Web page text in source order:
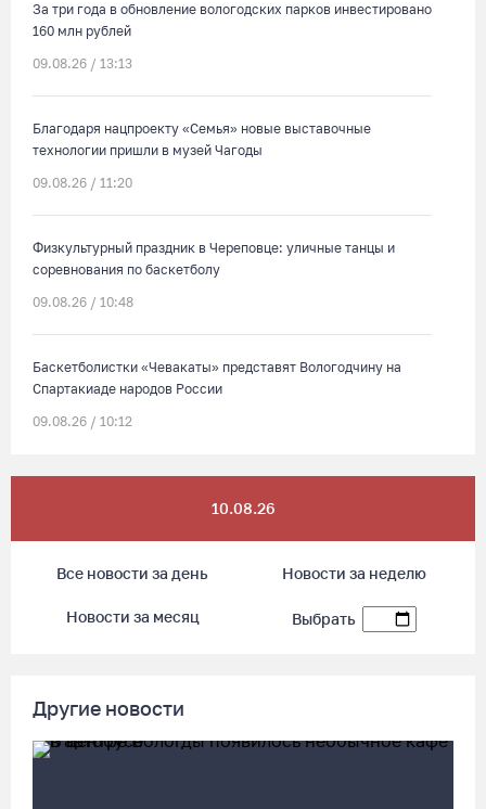
За три года в обновление вологодских парков инвестировано
160 млн рублей
09.08.26 / 13:13
Благодаря нацпроекту «Семья» новые выставочные
технологии пришли в музей Чагоды
09.08.26 / 11:20
Физкультурный праздник в Череповце: уличные танцы и
соревнования по баскетболу
09.08.26 / 10:48
Баскетболистки «Чевакаты» представят Вологодчину на
Спартакиаде народов России
09.08.26 / 10:12
физкультурников в Петербурге
09.08.26 / 09:10
События 10-11 веков воссоздали на фестивале «Небо
славян» под Кирилловом
Сказка на Невском: в Петербурге проходят Дни Великого
Устюга
10.08.26
Все новости за день Новости за неделю
Новости за месяц Выбрать
Другие новости